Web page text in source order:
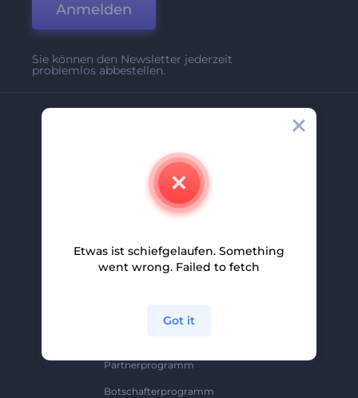
Anmelden
Sie können den Newsletter jederzeit
problemlos abbestellen.
Partnerprogramm
Partnerprogramm
Botschafterprogramm
Etwas ist schiefgelaufen. Something
went wrong. Failed to fetch
Got it